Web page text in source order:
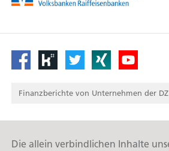
Footer
/
Reports
Finanzberichte von Unter­nehmen der
Die allein verbindlichen Inhalte